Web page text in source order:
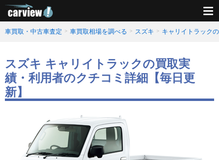
車買取・中古車査定 車買取相場を調べる スズキ キャリイトラック
スズキ キャリイトラックの買取実
績・利用者のクチコミ詳細【毎日更
新】